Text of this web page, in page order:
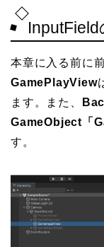
本章に入る前に
GamePlayView
ます。また、
GameObject「
す。